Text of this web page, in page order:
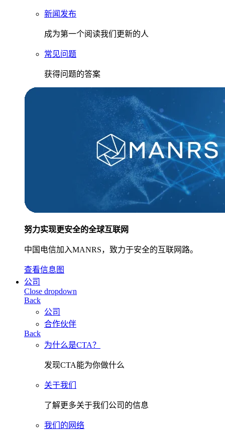
新闻发布
成为第一个阅读我们更新的人
常见问题
获得问题的答案
努力实现更安全的全球互联网
中国电信加入MANRS，致力于安全的互联网路。
查看信息图
公司
Close dropdown
Back
公司
合作伙伴
Back
为什么是CTA？
发现CTA能为你做什么
关于我们
了解更多关于我们公司的信息
我们的网络